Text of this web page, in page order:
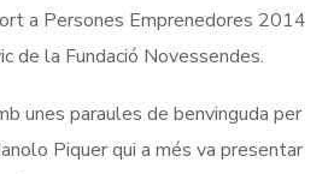
a Persones Emprenedores 2014
de la Fundació Novessendes.
unes paraules de benvinguda per
Piquer qui a més va presentar